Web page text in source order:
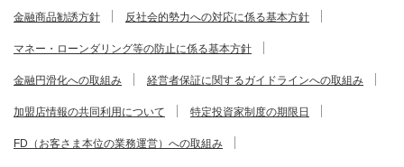
金融商品勧誘方針 反社会的勢力への対応に係る基本方針
マネー・ローンダリング等の防止に係る基本方針
金融円滑化への取組み 経営者保証に関するガイドラインへの取組み
加盟店情報の共同利用について 特定投資家制度の期限日
FD（お客さま本位の業務運営）への取組み